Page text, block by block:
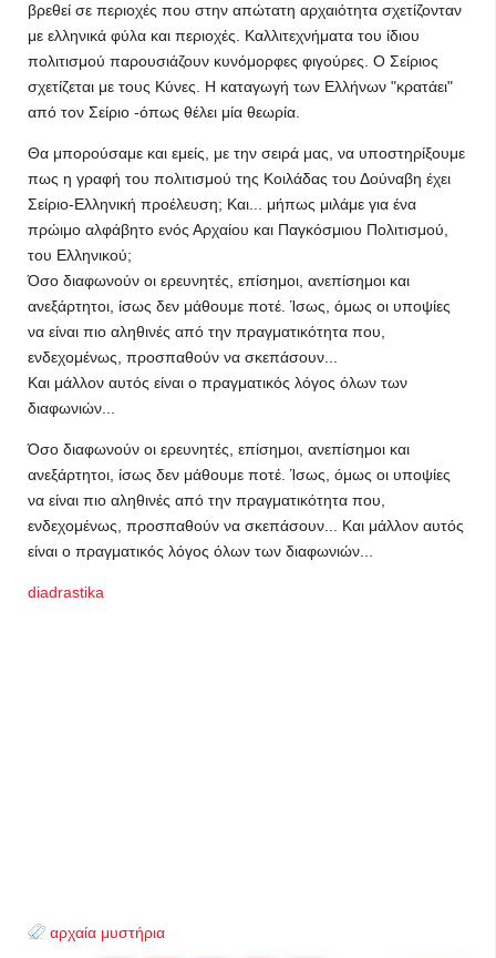
βρεθεί σε περιοχές που στην απώτατη αρχαιότητα σχετίζονταν
με ελληνικά φύλα και περιοχές. Καλλιτεχνήματα του ίδιου
πολιτισμού παρουσιάζουν κυνόμορφες φιγούρες. Ο Σείριος
σχετίζεται με τους Κύνες. Η καταγωγή των Ελλήνων "κρατάει"
από τον Σείριο -όπως θέλει μία θεωρία.
Θα μπορούσαμε και εμείς, με την σειρά μας, να υποστηρίξουμε
πως η γραφή του πολιτισμού της Κοιλάδας του Δούναβη έχει
Σείριο-Ελληνική προέλευση; Και... μήπως μιλάμε για ένα
πρώιμο αλφάβητο ενός Αρχαίου και Παγκόσμιου Πολιτισμού,
του Ελληνικού;
Όσο διαφωνούν οι ερευνητές, επίσημοι, ανεπίσημοι και
ανεξάρτητοι, ίσως δεν μάθουμε ποτέ. Ίσως, όμως οι υποψίες
να είναι πιο αληθινές από την πραγματικότητα που,
ενδεχομένως, προσπαθούν να σκεπάσουν...
Και μάλλον αυτός είναι ο πραγματικός λόγος όλων των
διαφωνιών...
Όσο διαφωνούν οι ερευνητές, επίσημοι, ανεπίσημοι και
ανεξάρτητοι, ίσως δεν μάθουμε ποτέ. Ίσως, όμως οι υποψίες
να είναι πιο αληθινές από την πραγματικότητα που,
ενδεχομένως, προσπαθούν να σκεπάσουν... Και μάλλον αυτός
είναι ο πραγματικός λόγος όλων των διαφωνιών...
diadrastika
αρχαία μυστήρια